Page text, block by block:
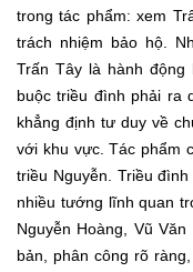
trong tác phẩm: xem
trách nhiệm bảo hộ.
Trấn Tây là hành
buộc triều đình phải ra
khẳng định tư duy về
với khu vực. Tác phẩm
triều Nguyễn. Triều
nhiều tướng lĩnh quan
Nguyễn Hoàng, Vũ
bản, phân công rõ